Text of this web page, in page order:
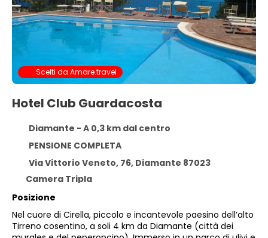
Scelti da Amare.travel
Hotel Club Guardacosta
Diamante - A 0,3 km dal centro
PENSIONE COMPLETA
Via Vittorio Veneto, 76, Diamante 87023
Camera Tripla
Posizione
Nel cuore di Cirella, piccolo e incantevole paesino dell’alto
Tirreno cosentino, a soli 4 km da Diamante (città dei